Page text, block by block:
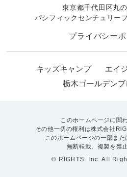
東京都千代田区丸
パシフィックセンチュリー
プライバシー
キッズキャンプ
エイ
栃木ゴールデンブ
このホームページに関
その他一切の権利は株式会社
このホームページの一部また
無断転載、複製を禁
© RIGHTS. Inc. All